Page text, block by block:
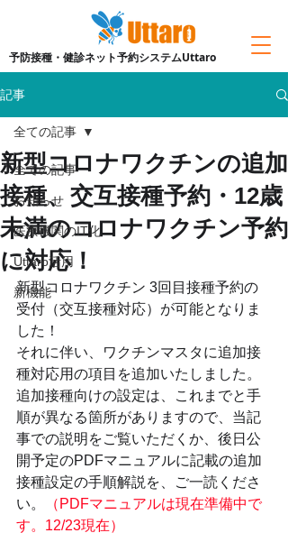
予防接種・健診ネット予約システムUttaro
記事
全ての記事
お知らせ
医療機関のIT化
Uttaro活用
新機能
全ての記事
新型コロナワクチンの追加
接種、交互接種予約・12歳
未満のコロナワクチン予約
に対応！
新型コロナワクチン 3回目接種予約の
受付（交互接種対応）が可能となりま
した！
それに伴い、ワクチンマスタに追加接
種対応用の項目を追加いたしました。
追加接種向けの設定は、これまでと手
順が異なる箇所がありますので、当記
事での説明をご覧いただくか、後日公
開予定のPDFマニュアルに記載の追加
接種設定の手順解説を、ご一読くださ
い。
（PDFマニュアルは現在準備中で
す。12/23現在）